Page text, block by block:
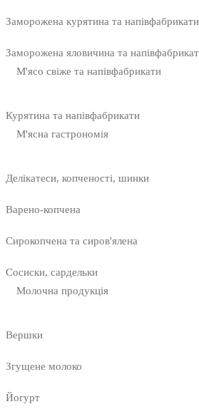
Заморожена курятина та напівфабрикати
Заморожена яловичина та
М'ясо свіже та напівфабрикати
Курятина та напівфабрикати
М'ясна гастрономія
Делікатеси, копченості, шинки
Варено-копчена
Сирокопчена та сиров'ялена
Сосиски, сардельки
Молочна продукція
Вершки
Згущене молоко
Йогурт